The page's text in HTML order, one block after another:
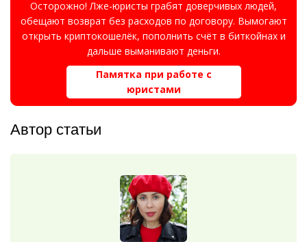
Осторожно! Лже-юристы грабят доверчивых людей,
обещают возврат без расходов по договору. Вымогают
открыть криптокошелёк, пополнить счёт в биткойнах и
дальше выманивают деньги.
Памятка при работе с
юристами
Автор статьи